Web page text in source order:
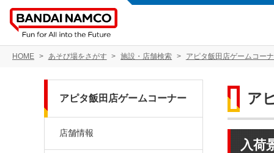
HOME あそび場をさがす 施設・店舗検索 アピタ飯田店ゲームコー
ア
入荷
アピタ飯田店ゲームコーナー
店舗情報